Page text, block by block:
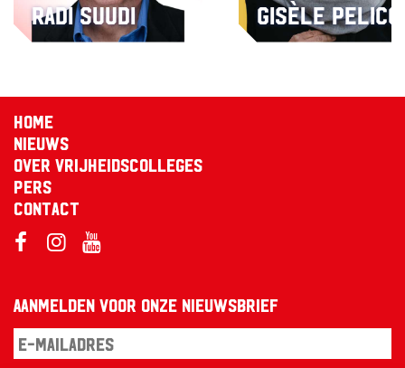
Radi Suudi Gisèle
Home
Nieuws
Over Vrijheidscolleges
Pers
Contact
Aanmelden voor onze nieuwsbrief